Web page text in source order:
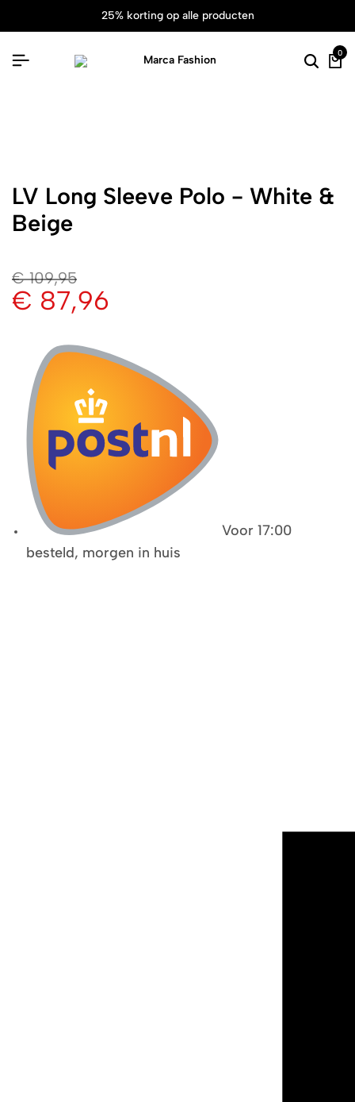
25% korting op alle producten
0
LV Long Sleeve Polo - White &
Beige
€109,95
€ 87,96
Voor 17:00
besteld, morgen in huis